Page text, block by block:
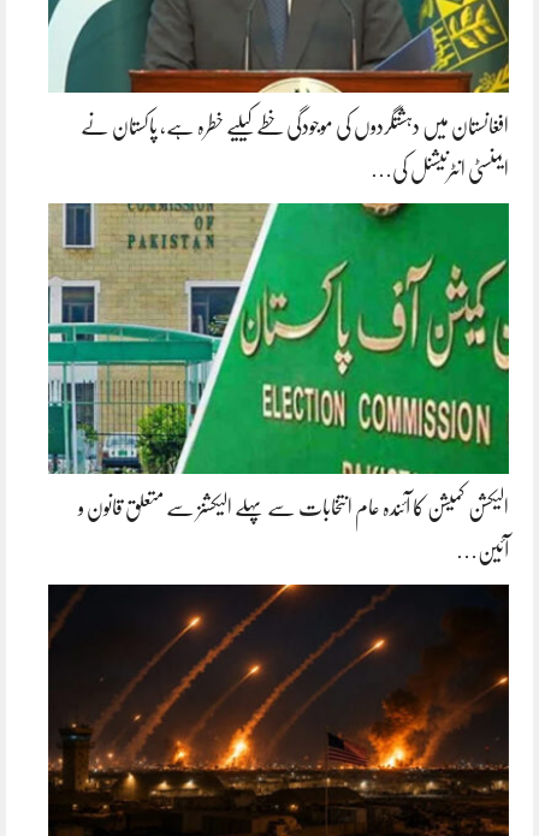
افغانستان میں دہشتگردوں کی موجودگی خطے کیلیے خطرہ ہے، پاکستان نے
ایمنسٹی انٹرنیشنل کی…
الیکشن کمیشن کا آئندہ عام انتخابات سے پہلے الیکشنز سے متعلق قانون و
آئین…